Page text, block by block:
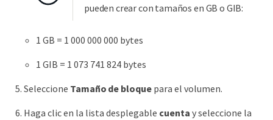
pueden crear con tamaños en GB o GIB:
1 GB = 1 000 000 000 bytes
1 GIB = 1 073 741 824 bytes
Seleccione Tamaño de bloquepara el volumen.
Haga clic en la lista desplegable cuenta y seleccione la